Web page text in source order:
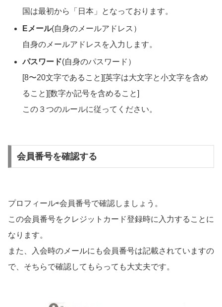
国は最初から「日本」となっております。
Eメール(自身のメールアドレス）
自身のメールアドレスを入力します。
パスワード(自身のパスワード）
[8〜20文字であること][英字は大文字と小文字を含め
ること][数字か記号を含めること]
この３つのルールに従ってください。
会員番号を確認する
プロフィール⇨会員番号で確認しましょう。
この会員番号をクレジットカード登録時に入力することに
なります。
また、入会時のメールにも会員番号は記載されていますの
で、そちらで確認してもらっても大丈夫です。